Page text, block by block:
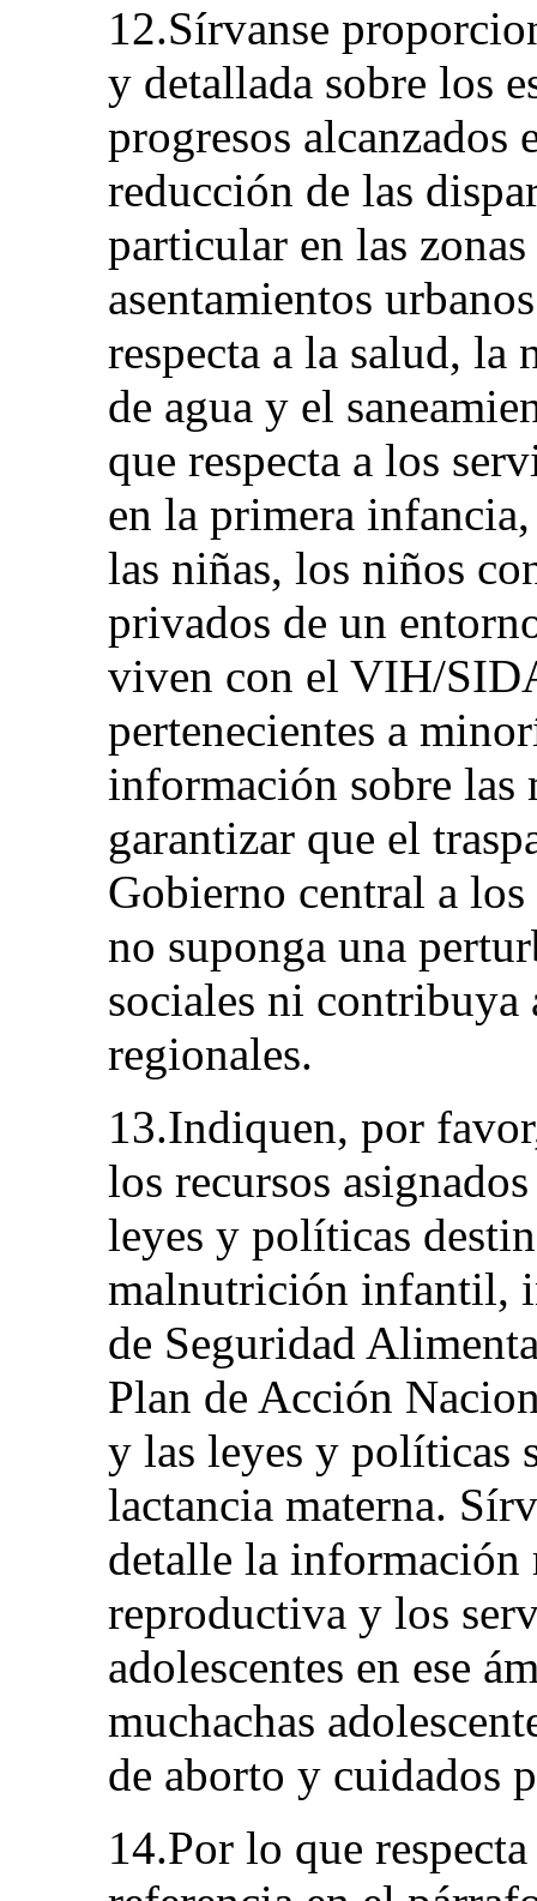
12.Sírvanse
y detallada sobre los
progresos alcanzados
reducción de las
particular en las
asentamientos
respecta a la salud,
de agua y el
que respecta a los
en la primera
las niñas, los niños
privados de un
viven con el VIH/
pertenecientes a
información sobre las
garantizar que el
Gobierno central a
no suponga una
sociales ni contribuya
regionales.
13.Indiquen, por
los recursos
leyes y políticas
malnutrición infantil,
de Seguridad
Plan de Acción
y las leyes y políticas
lactancia materna.
detalle la información
reproductiva y los
adolescentes en ese
muchachas
de aborto y cuidados
14.Por lo que